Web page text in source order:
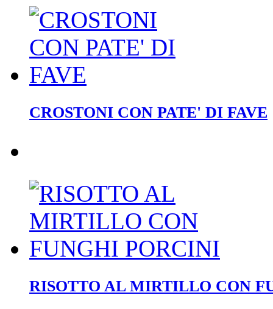
CROSTONI CON PATE' DI FAVE
RISOTTO AL MIRTILLO CON